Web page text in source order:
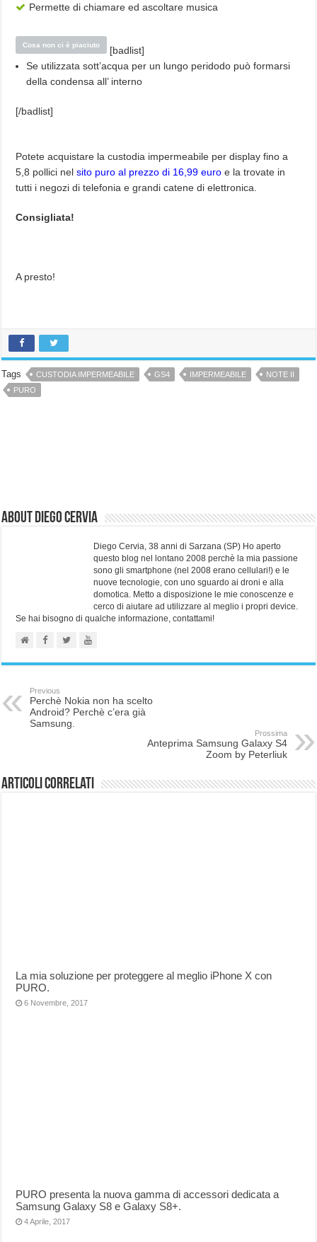
Permette di chiamare ed ascoltare musica
Cosa non ci è piaciuto
[badlist]
Se utilizzata sott’acqua per un lungo peridodo può formarsi
della condensa all’ interno
[/badlist]
Potete acquistare la custodia impermeabile per display fino a
5,8 pollici nelsito puro al prezzo di 16,99 euro e la trovate in
tutti i negozi di telefonia e grandi catene di elettronica.
Consigliata!
A presto!
Tags CUSTODIA IMPERMEABILE GS4 IMPERMEABILE
NOTE II
PURO
About Diego Cervia
Diego Cervia, 38 anni di Sarzana (SP) Ho aperto
questo blog nel lontano 2008 perchè la mia passione
sono gli smartphone (nel 2008 erano cellulari!) e le
nuove tecnologie, con uno sguardo ai droni e alla
domotica. Metto a disposizione le mie conoscenze e
cerco di aiutare ad utilizzare al meglio i propri device.
Se hai bisogno di qualche informazione, contattami!
Previous
Perchè Nokia non ha scelto
Android? Perchè c’era già
Samsung.
Prossima
Anteprima Samsung Galaxy S4
Zoom by Peterliuk
Articoli correlati
La mia soluzione per proteggere al meglio iPhone X con
PURO.
6 Novembre, 2017
PURO presenta la nuova gamma di accessori dedicata a
Samsung Galaxy S8 e Galaxy S8+.
4 Aprile, 2017